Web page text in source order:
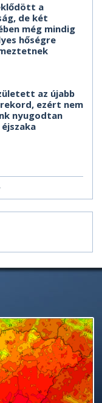
a
de két
még mindig
hőségre
az újabb
ezért nem
nyugodtan